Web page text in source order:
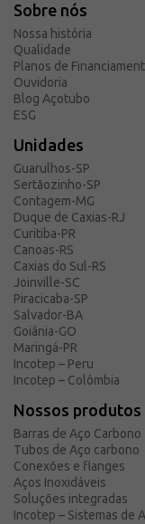
Sobre nós
Nossa história
Qualidade
Planos de
Ouvidoria
Blog Açotubo
ESG
Unidades
Guarulhos-SP
Sertãozinho-SP
Contagem-MG
Duque de Caxias-RJ
Curitiba-PR
Canoas-RS
Caxias do Sul-RS
Joinville-SC
Piracicaba-SP
Salvador-BA
Goiânia-GO
Maringá-PR
Incotep – Peru
Incotep – Colômbia
Nossos produtos
Barras de Aço Carbono
Tubos de Aço carbono
Conexões e flanges
Aços Inoxidáveis
Soluções integradas
Incotep – Sistemas de